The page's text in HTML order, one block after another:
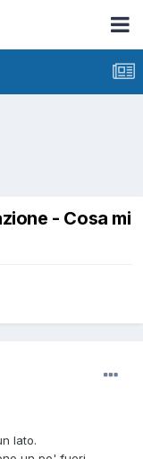
- Cosa mi
lato.